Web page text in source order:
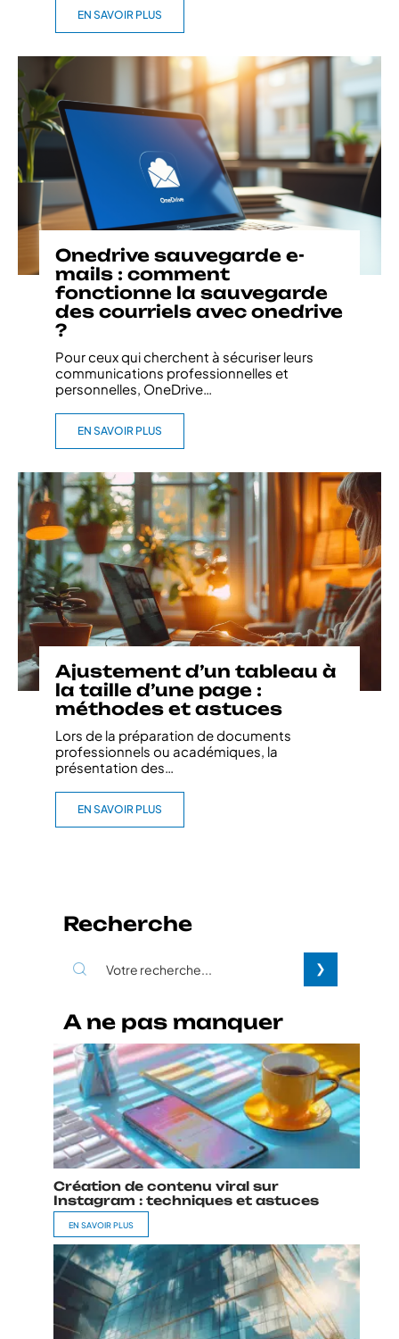
EN SAVOIR PLUS
Onedrive sauvegarde e-
mails : comment
fonctionne la sauvegarde
des courriels avec onedrive
?
Pour ceux qui cherchent à sécuriser leurs
communications professionnelles et
personnelles, OneDrive
EN SAVOIR PLUS
Ajustement d’un tableau à
la taille d’une page :
méthodes et astuces
Lors de la préparation de documents
professionnels ou académiques, la
présentation des
EN SAVOIR PLUS
Recherche
A ne pas manquer
Création de contenu viral sur
Instagram : techniques et astuces
EN SAVOIR PLUS